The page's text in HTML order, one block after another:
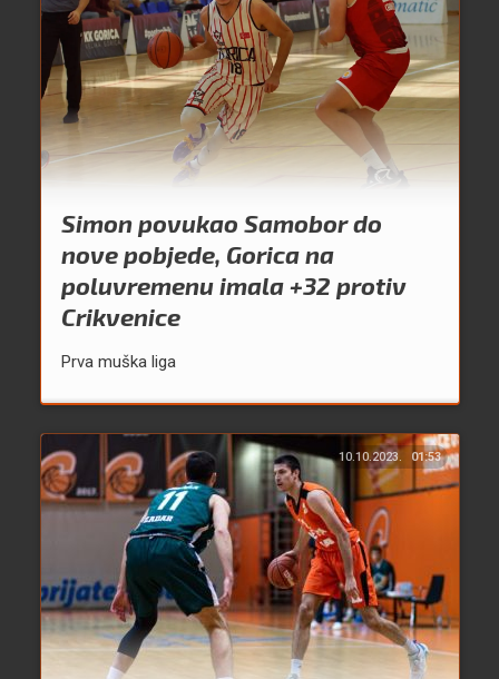
Simon povukao Samobor do
nove pobjede, Gorica na
poluvremenu imala +32 protiv
Crikvenice
Prva muška liga
10.10.2023. 01:53